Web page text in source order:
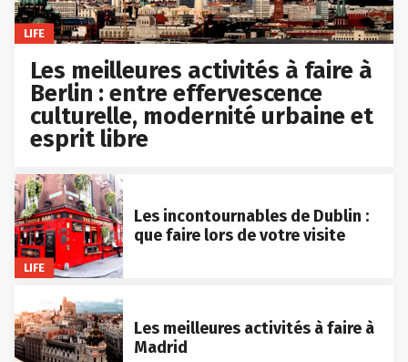
LIFE
Les meilleures activités à faire à
Berlin : entre effervescence
culturelle, modernité urbaine et
esprit libre
LIFE
Les incontournables de Dublin :
que faire lors de votre visite
Les meilleures activités à faire à
Madrid